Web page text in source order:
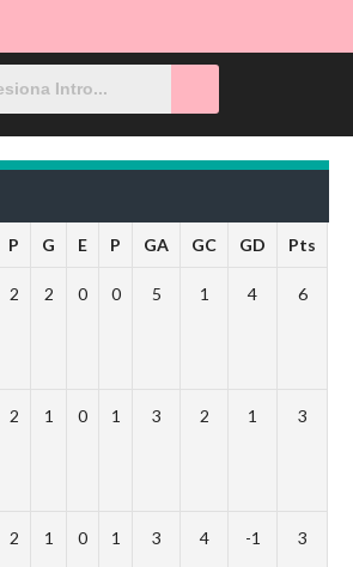
P G E P GA GC GD Pts
2 2 0 0 5 1 4 6
2 1 0 1 3 2 1 3
2 1 0 1 3 4 -1 3